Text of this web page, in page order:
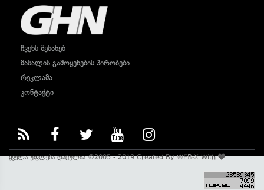
ჩვენს შესახებ
მასალის გამოყენების პირობები
რეკლამა
კონტაქტი
ყველა უფლება დაცულია ©2005 - 2019 Created ByWEB-XWith